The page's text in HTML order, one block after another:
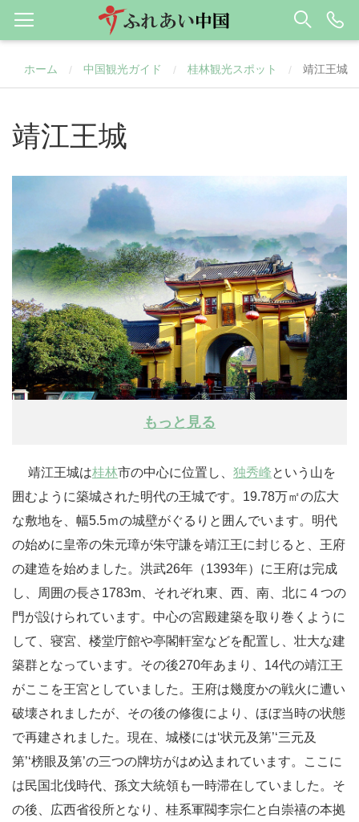
ホーム / 中国観光ガイド / 桂林観光スポット / 靖江王城
靖江王城
もっと見る
靖江王城は桂林市の中心に位置し、 独秀峰という山を
囲むように築城された明代の王城です。19.78万㎡の広大
な敷地を、幅5.5ｍの城壁がぐるりと囲んでいます。明代
の始めに皇帝の朱元璋が朱守謙を靖江王に封じると、王府
の建造を始めました。洪武26年（1393年）に王府は完成
し、周囲の長さ1783m、それぞれ東、西、南、北に４つの
門が設けられています。中心の宮殿建築を取り巻くように
して、寝宮、楼堂庁館や亭閣軒室などを配置し、壮大な建
築群となっています。その後270年あまり、14代の靖江王
がここを王宮としていました。王府は幾度かの戦火に遭い
破壊されましたが、その後の修復により、ほぼ当時の状態
で再建されました。現在、城楼には‘状元及第’‘三元及
第’‘榜眼及第’の三つの牌坊がはめ込まれています。ここに
は民国北伐時代、孫文大統領も一時滞在していました。そ
の後、広西省役所となり、桂系軍閥李宗仁と白崇禧の本拠